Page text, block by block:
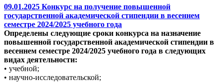
09.01.2025 Конкурс на получение повышенной
государственной академической стипендии в весеннем
семестре 2024/2025 учебного года
Определены следующие сроки конкурса на назначение
повышенной государственной академической стипендии в
весеннем семестре 2024/2025 учебного года в следующих
видах деятельности:
• учебной;
• научно-исследовательской;